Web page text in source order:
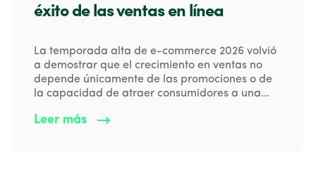
éxito de las ventas en línea
La temporada alta de e-commerce 2026 volvió
a demostrar que el crecimiento en ventas no
depende únicamente de las promociones o de
la capacidad de atraer consumidores a una...
Leer más